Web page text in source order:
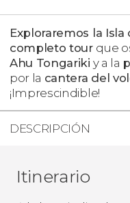
Exploraremos la
completo tourque
Ahu Tongariki y a la
por la cantera del
¡Imprescindible!
DESCRIPCIÓN
Itinerario